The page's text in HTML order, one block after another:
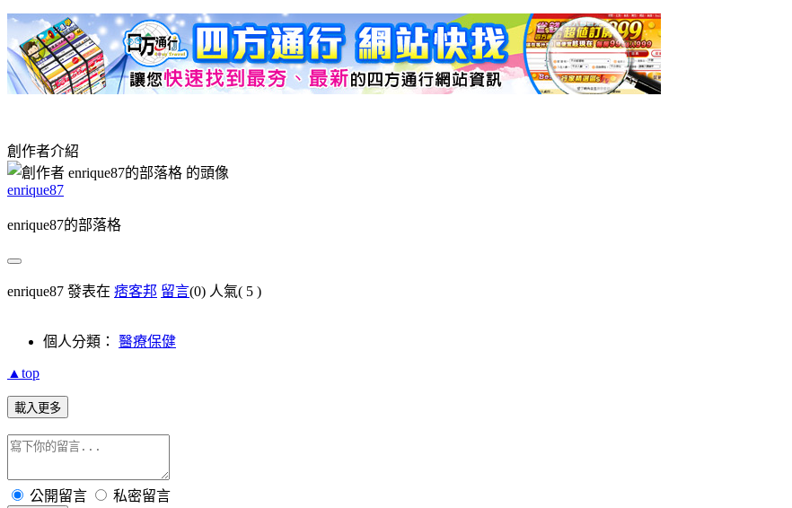
創作者介紹
enrique87
enrique87的部落格
enrique87 發表在 痞客邦 留言(0) 人氣( 5 )
個人分類： 醫療保健
▲top
載入更多
公開留言 私密留言